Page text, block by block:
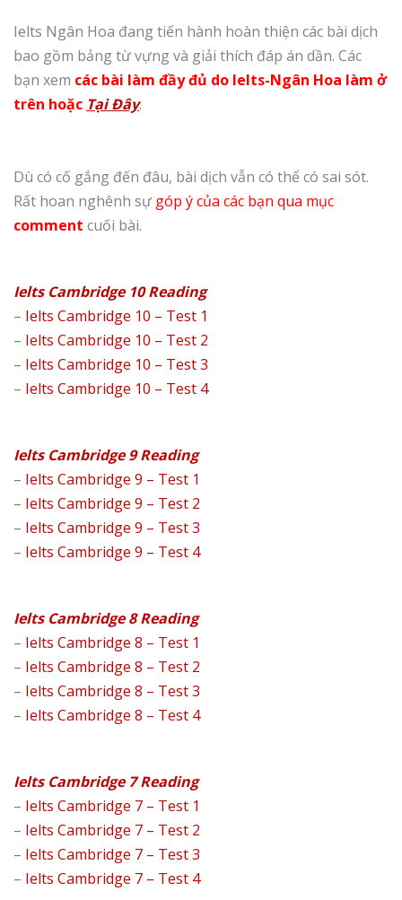
Ielts Ngân Hoa đang tiến hành hoàn thiện các bài dịch
bao gồm bảng từ vựng và giải thích đáp án dần. Các
bạn xem các bài làm đầy đủ do Ielts-Ngân Hoa làm ở
trên hoặc Tại Đây.
Dù có cố gắng đến đâu, bài dịch vẫn có thể có sai sót.
Rất hoan nghênh sự góp ý của các bạn qua mục
comment cuối bài.
Ielts Cambridge 10 Reading
– Ielts Cambridge 10 – Test 1
– Ielts Cambridge 10 – Test 2
– Ielts Cambridge 10 – Test 3
– Ielts Cambridge 10 – Test 4
Ielts Cambridge 9 Reading
– Ielts Cambridge 9 – Test 1
– Ielts Cambridge 9 – Test 2
– Ielts Cambridge 9 – Test 3
– Ielts Cambridge 9 – Test 4
Ielts Cambridge 8 Reading
– Ielts Cambridge 8 – Test 1
– Ielts Cambridge 8 – Test 2
– Ielts Cambridge 8 – Test 3
– Ielts Cambridge 8 – Test 4
Ielts Cambridge 7 Reading
– Ielts Cambridge 7 – Test 1
– Ielts Cambridge 7 – Test 2
– Ielts Cambridge 7 – Test 3
– Ielts Cambridge 7 – Test 4